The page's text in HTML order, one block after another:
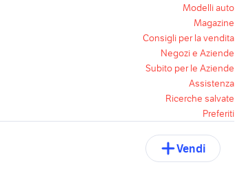
Modelli auto
Magazine
Consigli per la vendita
Negozi e Aziende
Subito per le Aziende
Assistenza
Ricerche salvate
Preferiti
Vendi